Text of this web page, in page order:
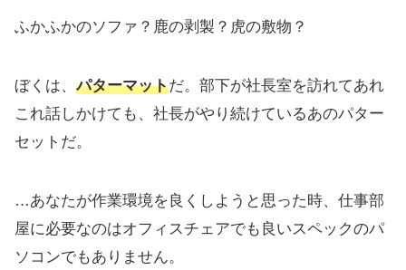
ふかふかのソファ？鹿の剥製？虎の敷物？
ぼくは、パターマットだ。部下が社長室を訪れてあれ
これ話しかけても、社長がやり続けているあのパター
セットだ。
…あなたが作業環境を良くしようと思った時、仕事部
屋に必要なのはオフィスチェアでも良いスペックのパ
ソコンでもありません。